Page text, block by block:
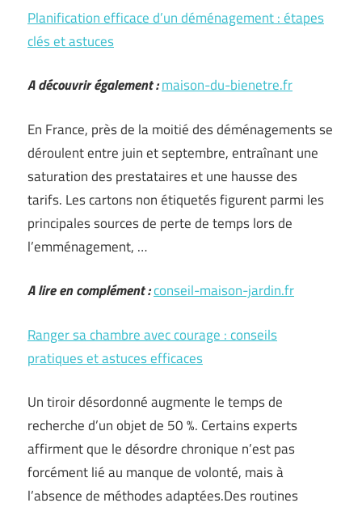
Planification efficace d’un déménagement : étapes
clés et astuces
A découvrir également :maison-du-bienetre.fr
En France, près de la moitié des déménagements se
déroulent entre juin et septembre, entraînant une
saturation des prestataires et une hausse des
tarifs. Les cartons non étiquetés figurent parmi les
principales sources de perte de temps lors de
l’emménagement, …
A lire en complément :conseil-maison-jardin.fr
Ranger sa chambre avec courage : conseils
pratiques et astuces efficaces
Un tiroir désordonné augmente le temps de
recherche d’un objet de 50 %. Certains experts
affirment que le désordre chronique n’est pas
forcément lié au manque de volonté, mais à
l’absence de méthodes adaptées.Des routines